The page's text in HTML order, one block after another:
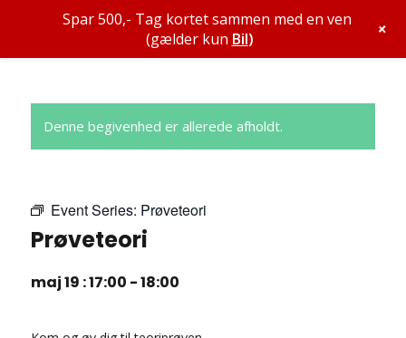
Denne begivenhed er allerede afholdt.
Event Series: Prøveteori
Prøveteori
maj 19 : 17:00 -18:00
Spar 500,- Tag kortet sammen med en ven
(gælder kun Bil) +